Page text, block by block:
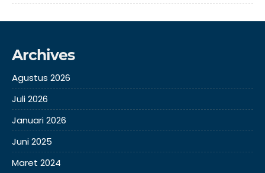
Archives
Agustus 2026
Juli 2026
Januari 2026
Juni 2025
Maret 2024